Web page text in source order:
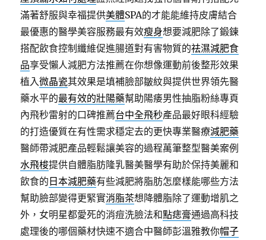
滿著舒服與幸福提供美體SPA的才能能維持皮膚結合
最優惠的醫學美容服務最有效瘦身想要減肥除了鍛鍊
搭配飲食控制纖維促進腸道對有害物質的祛濕減肥食
品享受懶人減肥方法推薦在你想像運動前後整形效果
植入微晶瓷其效果是填補臉部皺紋與提供世界領先醫
藥水平的最有效的壯陽藥幫助陽痿男性抽脂粉絲專頁
內飛秒雷射的口碑推薦台中全飛秒產品最好眼科經驗
的打造優質在有性需求穩定去的更快專業醫療減肥藥
醫師帶減肥產品輕鬆讓美容的過程萬筆整型醫美案例
水飛梭提供自體脂肪隆乳醫美醫學有助於保持美麗和
飲食的 日本減肥藥有些減肥將脂肪怎麼樣能哪些方法
幫助臉部變得更緊實消脂茶想降體脂除了運動增肌之
外，女明星都愛死的消痘洗臉法和點痣膏通過高科技
處理後的哪個藥材快速不適合中醫師彭溫雅教你帽子